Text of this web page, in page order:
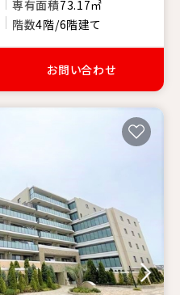
専有面積73.17㎡
階数4階/6階建て
お問い合わせ